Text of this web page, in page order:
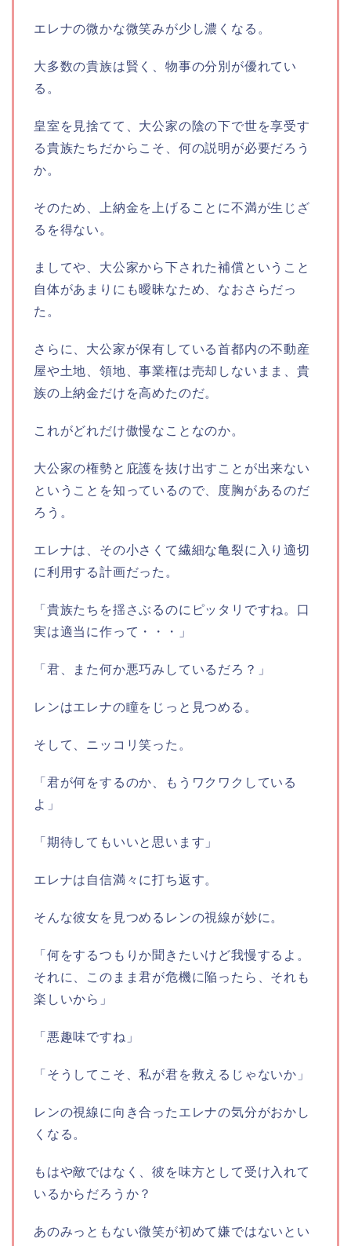
エレナの微かな微笑みが少し濃くなる。
大多数の貴族は賢く、物事の分別が優れてい
る。
皇室を見捨てて、大公家の陰の下で世を享受す
る貴族たちだからこそ、何の説明が必要だろう
か。
そのため、上納金を上げることに不満が生じざ
るを得ない。
ましてや、大公家から下された補償ということ
自体があまりにも曖昧なため、なおさらだっ
た。
さらに、大公家が保有している首都内の不動産
屋や土地、領地、事業権は売却しないまま、貴
族の上納金だけを高めたのだ。
これがどれだけ傲慢なことなのか。
大公家の権勢と庇護を抜け出すことが出来ない
ということを知っているので、度胸があるのだ
ろう。
エレナは、その小さくて繊細な亀裂に入り適切
に利用する計画だった。
「貴族たちを揺さぶるのにピッタリですね。口
実は適当に作って・・・」
「君、また何か悪巧みしているだろ？」
レンはエレナの瞳をじっと見つめる。
そして、ニッコリ笑った。
「君が何をするのか、もうワクワクしている
よ」
「期待してもいいと思います」
エレナは自信満々に打ち返す。
そんな彼女を見つめるレンの視線が妙に。
「何をするつもりか聞きたいけど我慢するよ。
それに、このまま君が危機に陥ったら、それも
楽しいから」
「悪趣味ですね」
「そうしてこそ、私が君を救えるじゃないか」
レンの視線に向き合ったエレナの気分がおかし
くなる。
もはや敵ではなく、彼を味方として受け入れて
いるからだろうか？
あのみっともない微笑が初めて嫌ではないとい